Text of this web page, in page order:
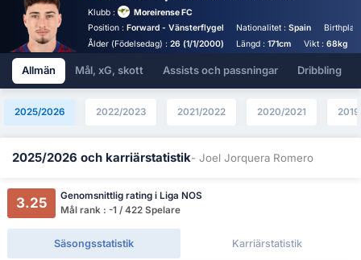
Klubb :
Moreirense FC
Position : Forward - Vänsterflygel Nationalitet :Spain
Ålder (Födelsedag) : 26 (1/1/2000) Längd :171cm Vikt : 68kg
Allmän Mål, xG, skott Assists och passningar Dribbling
2025/2026 2022/2023 2021/2022 2020/2021
2025/2026 och karriärstatistik- Joel Jorquera Romero
3.25
Genomsnittlig rating i Liga NOS
Mål rank : -1 / 422 Spelare
Säsongsstatistik Karriärstatistik